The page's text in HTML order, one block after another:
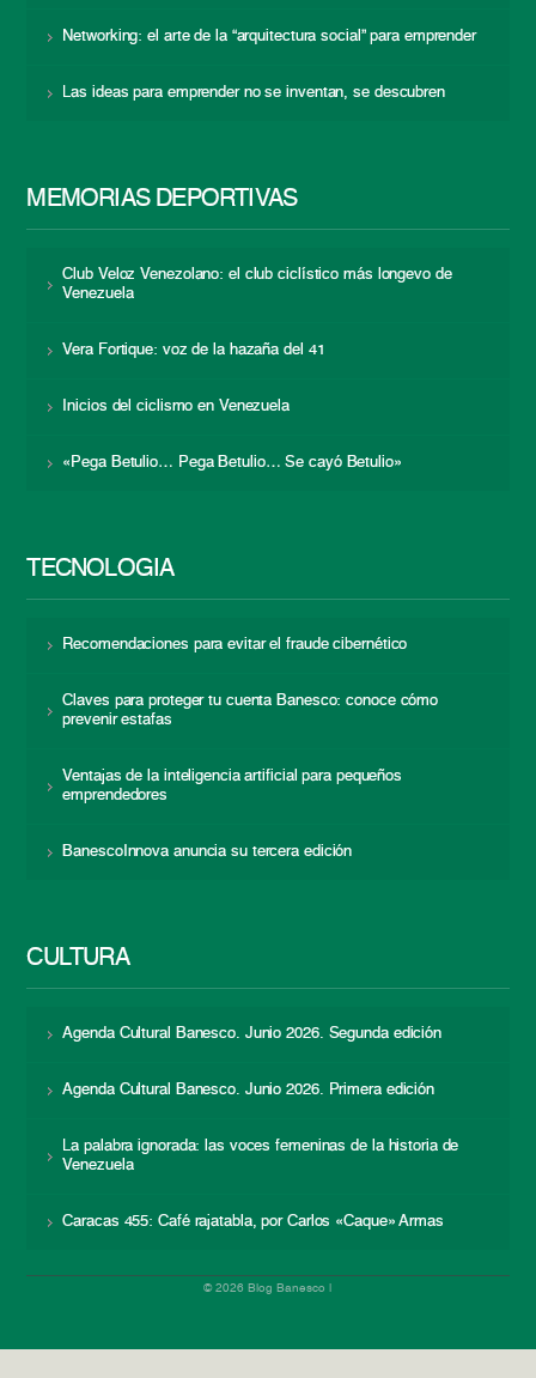
Networking: el arte de la “arquitectura social” para emprender
Las ideas para emprender no se inventan, se descubren
MEMORIAS DEPORTIVAS
Club Veloz Venezolano: el club ciclístico más longevo de
Venezuela
Vera Fortique: voz de la hazaña del 41
Inicios del ciclismo en Venezuela
«Pega Betulio… Pega Betulio… Se cayó Betulio»
TECNOLOGÍA
Recomendaciones para evitar el fraude cibernético
Claves para proteger tu cuenta Banesco: conoce cómo
prevenir estafas
Ventajas de la inteligencia artificial para pequeños
emprendedores
BanescoInnova anuncia su tercera edición
CULTURA
Agenda Cultural Banesco. Junio 2026. Segunda edición
Agenda Cultural Banesco. Junio 2026. Primera edición
La palabra ignorada: las voces femeninas de la historia de
Venezuela
Caracas 455: Café rajatabla, por Carlos «Caque» Armas
© 2026 Blog Banesco |